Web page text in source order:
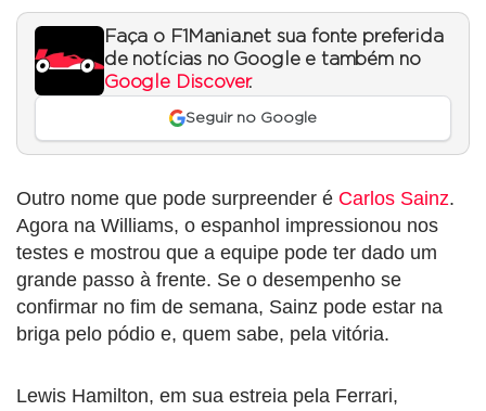
Faça o F1Mania.net sua fonte preferida
de notícias no Google e também no
Google Discover.
Seguir no Google
Outro nome que pode surpreender é Carlos Sainz.
Agora na Williams, o espanhol impressionou nos
testes e mostrou que a equipe pode ter dado um
grande passo à frente. Se o desempenho se
confirmar no fim de semana, Sainz pode estar na
briga pelo pódio e, quem sabe, pela vitória.
Lewis Hamilton, em sua estreia pela Ferrari,